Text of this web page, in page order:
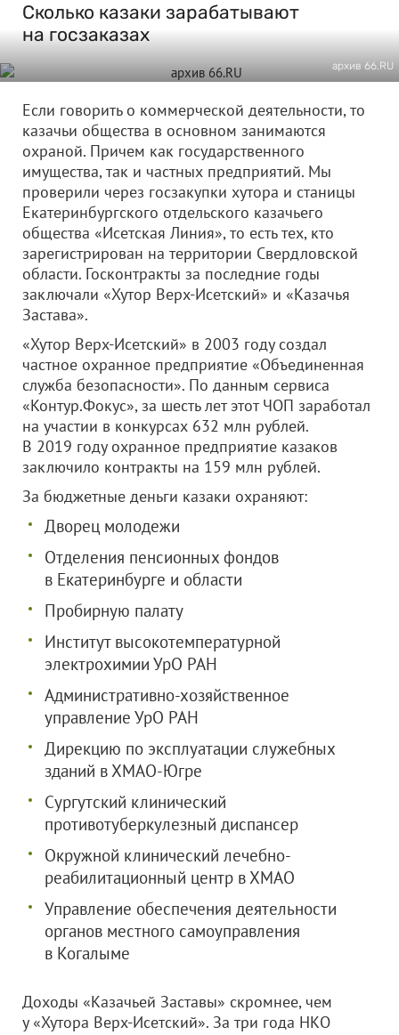
Сколько казаки зарабатывают
на госзаказах
архив 66.RU
Если говорить о коммерческой деятельности, то
казачьи общества в основном занимаются
охраной. Причем как государственного
имущества, так и частных предприятий. Мы
проверили через госзакупки хутора и станицы
Екатеринбургского отдельского казачьего
общества «Исетская Линия», то есть тех, кто
зарегистрирован на территории Свердловской
области. Госконтракты за последние годы
заключали «Хутор Верх-Исетский» и «Казачья
Застава».
«Хутор Верх-Исетский» в 2003 году создал
частное охранное предприятие «Объединенная
служба безопасности». По данным сервиса
«Контур.Фокус», за шесть лет этот ЧОП заработал
на участии в конкурсах 632 млн рублей.
В 2019 году охранное предприятие казаков
заключило контракты на 159 млн рублей.
За бюджетные деньги казаки охраняют:
Дворец молодежи
Отделения пенсионных фондов
в Екатеринбурге и области
Пробирную палату
Институт высокотемпературной
электрохимии УрО РАН
Административно-хозяйственное
управление УрО РАН
Дирекцию по эксплуатации служебных
зданий в ХМАО-Югре
Сургутский клинический
противотуберкулезный диспансер
Окружной клинический лечебно-
реабилитационный центр в ХМАО
Управление обеспечения деятельности
органов местного самоуправления
в Когалыме
Доходы «Казачьей Заставы» скромнее, чем
у «Хутора Верх-Исетский». За три года НКО